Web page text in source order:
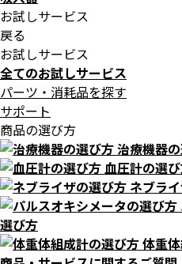
お試しサービス
戻る
お試しサービス
全てのお試しサービス
パーツ・消耗品を探す
サポート
商品の選び方
治療機器
血圧計の選
ネブラ
選び方
体重